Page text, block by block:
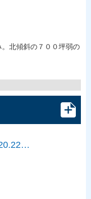
北傾斜の７００坪弱の